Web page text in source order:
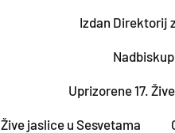
Izdan Direktorij
Uprizorene 17.
Žive jaslice u Sesvetama